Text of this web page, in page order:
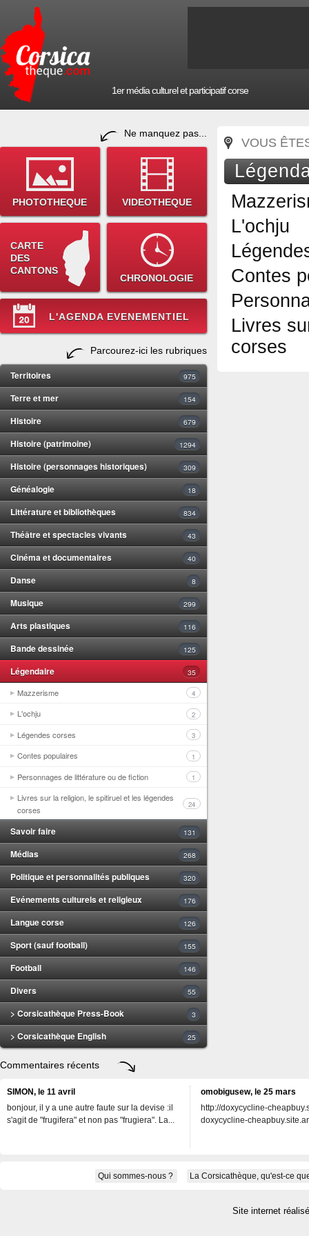
1er média culturel et participatif corse
Ne manquez pas...
PHOTOTHEQUE VIDEOTHEQUE
CARTE
DES
CANTONS
CHRONOLOGIE
L'AGENDA EVENEMENTIEL
Parcourez-ici les rubriques
Territoires 975
Terre et mer 154
Histoire 679
Histoire (patrimoine) 1294
Histoire (personnages historiques) 309
Généalogie 18
Littérature et bibliothèques 834
Théâtre et spectacles vivants 43
Cinéma et documentaires 40
Danse 8
Musique 299
Arts plastiques 116
Bande dessinée 125
Légendaire 35
Mazzerisme 4
L'ochju 2
Légendes corses 3
Contes populaires 1
Personnages de littérature ou de fiction 1
Livres sur la religion, le spitiruel et les légendes
corses
24
Savoir faire 131
Médias 268
Politique et personnalités publiques 320
Evénements culturels et religieux 176
Langue corse 126
Sport (sauf football) 155
Football 146
Divers 55
> Corsicathèque Press-Book 3
> Corsicathèque English 25
VOUS
L'ochju
Contes
Livres
corses
Commentaires récents
SIMON, le 11 avril
bonjour, il y a une autre faute sur la devise :il
s'agit de "frugifera" et non pas "frugiera". La...
omobigusew, le 25 mars
http://doxycycline-
doxycycline-
Qui sommes-nous ? La Corsicathèque, qu'est-ce
Site internet